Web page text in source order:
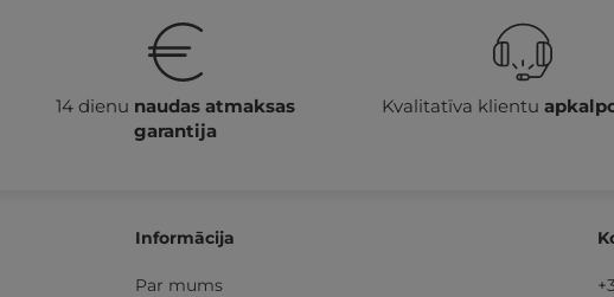
14 dienu naudas atmaksas
garantija
Kvalitatīva klientu
Informācija
Par mums